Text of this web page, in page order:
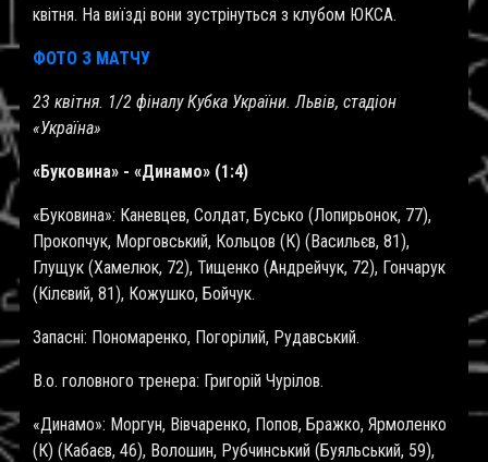
квітня. На виїзді вони зустрінуться з клубом ЮКСА.
ФОТО З МАТЧУ
23 квітня. 1/2 фіналу Кубка України. Львiв, стадіон
«Україна»
«Буковина» - «Динамо» (1:4)
«Буковина»: Каневцев, Cолдат, Бусько (Лопирьонок, 77),
Прокопчук, Морговський, Кольцов (К) (Васильєв, 81),
Глущук (Хамелюк, 72), Тищенко (Андрейчук, 72), Гончарук
(Кілєвий, 81), Кожушко, Бойчук.
Запаснi: Пономаренко, Погорiлий, Рудавський.
В.о. головного тренера: Григорій Чурiлов.
«Динамо»: Моргун, Вівчаренко, Попов, Бражко, Ярмоленко
(К) (Кабаєв, 46), Волошин, Рубчинський (Буяльський, 59),